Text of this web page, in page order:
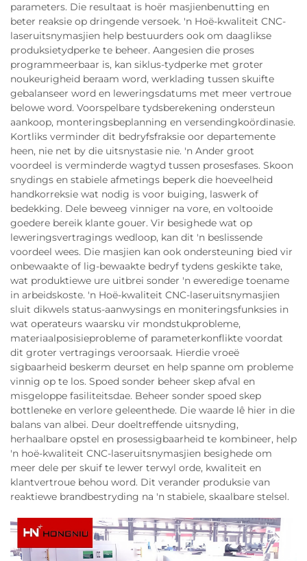
parameters. Die resultaat is hoër masjienbenutting en
beter reaksie op dringende versoek. 'n Hoë-kwaliteit CNC-
laseruitsnymasjien help bestuurders ook om daaglikse
produksietydperke te beheer. Aangesien die proses
programmeerbaar is, kan siklus-tydperke met groter
noukeurigheid beraam word, werklading tussen skuifte
gebalanseer word en leweringsdatums met meer vertroue
belowe word. Voorspelbare tydsberekening ondersteun
aankoop, monteringsbeplanning en versendingkoördinasie.
Kortliks verminder dit bedryfsfraksie oor departemente
heen, nie net by die uitsnystasie nie. 'n Ander groot
voordeel is verminderde wagtyd tussen prosesfases. Skoon
snydings en stabiele afmetings beperk die hoeveelheid
handkorreksie wat nodig is voor buiging, laswerk of
bedekking. Dele beweeg vinniger na vore, en voltooide
goedere bereik klante gouer. Vir besighede wat op
leweringsvertragings wedloop, kan dit 'n beslissende
voordeel wees. Die masjien kan ook ondersteuning bied vir
onbewaakte of lig-bewaakte bedryf tydens geskikte take,
wat produktiewe ure uitbrei sonder 'n eweredige toename
in arbeidskoste. 'n Hoë-kwaliteit CNC-laseruitsnymasjien
sluit dikwels status-aanwysings en moniteringsfunksies in
wat operateurs waarsku vir mondstukprobleme,
materiaalposisieprobleme of parameterkonflikte voordat
dit groter vertragings veroorsaak. Hierdie vroeë
sigbaarheid beskerm deurset en help spanne om probleme
vinnig op te los. Spoed sonder beheer skep afval en
misgeloppe fasiliteitsdae. Beheer sonder spoed skep
bottleneke en verlore geleenthede. Die waarde lê hier in die
balans van albei. Deur doeltreffende uitsnyding,
herhaalbare opstel en prosessigbaarheid te kombineer, help
'n hoë-kwaliteit CNC-laseruitsnymasjien besighede om
meer dele per skuif te lewer terwyl orde, kwaliteit en
klantvertroue behou word. Dit verander produksie van
reaktiewe brandbestryding na 'n stabiele, skaalbare stelsel.